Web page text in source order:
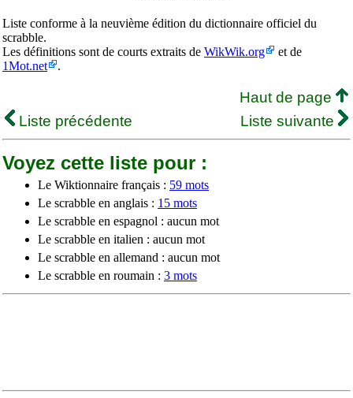
Liste conforme à la neuvième édition du dictionnaire officiel du
scrabble.
Les définitions sont de courts extraits de WikWik.org
et de
1Mot.net
.
Haut de page
Liste précédente
Liste suivante
Voyez cette liste pour :
Le Wiktionnaire français : 59 mots
Le scrabble en anglais : 15 mots
Le scrabble en espagnol : aucun mot
Le scrabble en italien : aucun mot
Le scrabble en allemand : aucun mot
Le scrabble en roumain : 3 mots